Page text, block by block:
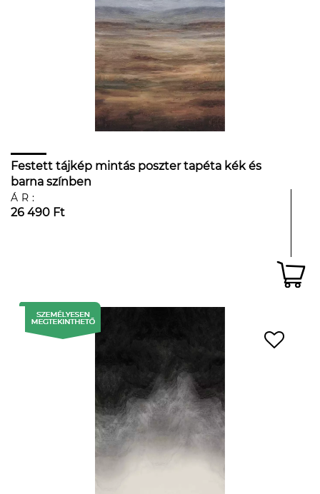
Festett tájkép mintás poszter tapéta kék és
barna színben
ÁR:
26 490 Ft